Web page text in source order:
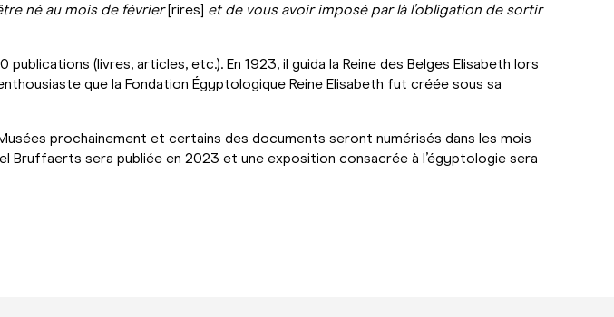
né au mois de février[rires] et de vous avoir imposé par là l’obligation de sortir
(livres, articles, etc.). En 1923, il guida la Reine des Belges Elisabeth lors
que la Fondation Égyptologique Reine Elisabeth fut créée sous sa
prochainement et certains des documents seront numérisés dans les mois
Bruffaerts sera publiée en 2023 et une exposition consacrée à l’égyptologie sera